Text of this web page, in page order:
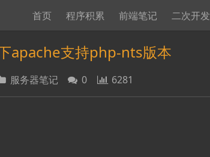
首页 程序积累 前端笔记 二次开发
apache支持php-nts版本
服务器笔记 0 6281